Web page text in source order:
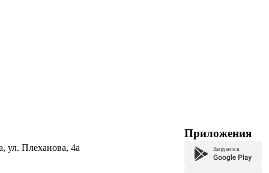
ул. Плеханова, 4а
Приложения